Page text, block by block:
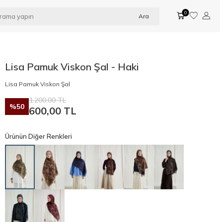
Ara 0
Lisa Pamuk Viskon Şal - Haki
Lisa Pamuk Viskon Şal
%50
1.200,00TL
600,00 TL
Ürünün Diğer Renkleri